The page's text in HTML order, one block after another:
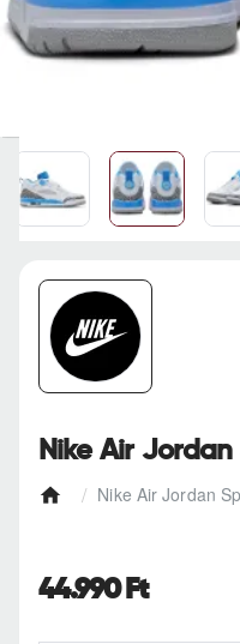
e
Nike Air Jordan
Nike Air Jordan
44.990 Ft